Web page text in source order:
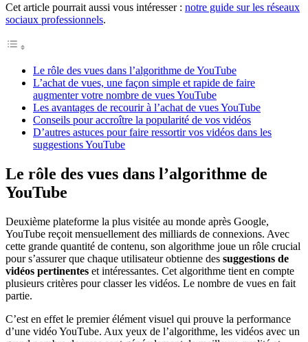
Cet article pourrait aussi vous intéresser : notre guide sur les réseaux
sociaux professionnels.
Le rôle des vues dans l’algorithme de YouTube
L’achat de vues, une façon simple et rapide de faire
augmenter votre nombre de vues YouTube
Les avantages de recourir à l’achat de vues YouTube
Conseils pour accroître la popularité de vos vidéos
D’autres astuces pour faire ressortir vos vidéos dans les
suggestions YouTube
Le rôle des vues dans l’algorithme de
YouTube
Deuxième plateforme la plus visitée au monde après Google,
YouTube reçoit mensuellement des milliards de connexions. Avec
cette grande quantité de contenu, son algorithme joue un rôle crucial
pour s’assurer que chaque utilisateur obtienne des suggestions de
vidéos pertinentes et intéressantes. Cet algorithme tient en compte
plusieurs critères pour classer les vidéos. Le nombre de vues en fait
partie.
C’est en effet le premier élément visuel qui prouve la performance
d’une vidéo YouTube. Aux yeux de l’algorithme, les vidéos avec un